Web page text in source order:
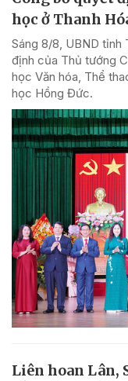
học ở Thanh
Sáng 8/8, UBND
định của Thủ tướng
học Văn hóa, Thể
học Hồng Đức.
Liên hoan Lân,